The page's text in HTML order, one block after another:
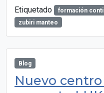
Etiquetado
formación
zubiri manteo
Blog
Nuevo